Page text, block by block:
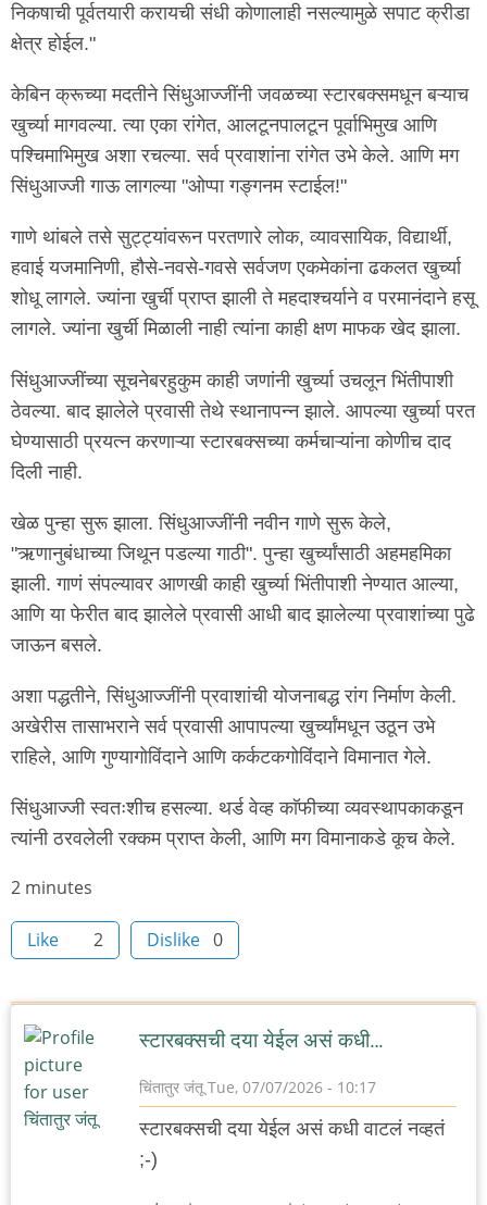
निकषाची पूर्वतयारी करायची संधी कोणालाही नसल्यामुळे सपाट क्रीडा
क्षेत्र होईल."
केबिन क्रूच्या मदतीने सिंधुआज्जींनी जवळच्या स्टारबक्समधून बऱ्याच
खुर्च्या मागवल्या. त्या एका रांगेत, आलटूनपालटून पूर्वाभिमुख आणि
पश्चिमाभिमुख अशा रचल्या. सर्व प्रवाशांना रांगेत उभे केले. आणि मग
सिंधुआज्जी गाऊ लागल्या "ओप्पा गङ्गनम स्टाईल!"
गाणे थांबले तसे सुट्ट्यांवरून परतणारे लोक, व्यावसायिक, विद्यार्थी,
हवाई यजमानिणी, हौसे-नवसे-गवसे सर्वजण एकमेकांना ढकलत खुर्च्या
शोधू लागले. ज्यांना खुर्ची प्राप्त झाली ते महदाश्चर्याने व परमानंदाने हसू
लागले. ज्यांना खुर्ची मिळाली नाही त्यांना काही क्षण माफक खेद झाला.
सिंधुआज्जींच्या सूचनेबरहुकुम काही जणांनी खुर्च्या उचलून भिंतीपाशी
ठेवल्या. बाद झालेले प्रवासी तेथे स्थानापन्न झाले. आपल्या खुर्च्या परत
घेण्यासाठी प्रयत्न करणाऱ्या स्टारबक्सच्या कर्मचाऱ्यांना कोणीच दाद
दिली नाही.
खेळ पुन्हा सुरू झाला. सिंधुआज्जींनी नवीन गाणे सुरू केले,
"ऋणानुबंधाच्या जिथून पडल्या गाठी". पुन्हा खुर्च्यांसाठी अहमहमिका
झाली. गाणं संपल्यावर आणखी काही खुर्च्या भिंतीपाशी नेण्यात आल्या,
आणि या फेरीत बाद झालेले प्रवासी आधी बाद झालेल्या प्रवाशांच्या पुढे
जाऊन बसले.
अशा पद्धतीने, सिंधुआज्जींनी प्रवाशांची योजनाबद्ध रांग निर्माण केली.
अखेरीस तासाभराने सर्व प्रवासी आपापल्या खुर्च्यांमधून उठून उभे
राहिले, आणि गुण्यागोविंदाने आणि कर्कटकगोविंदाने विमानात गेले.
सिंधुआज्जी स्वतःशीच हसल्या. थर्ड वेव्ह काॅफीच्या व्यवस्थापकाकडून
त्यांनी ठरवलेली रक्कम प्राप्त केली, आणि मग विमानाकडे कूच केले.
Node
time
2 minutes
Like 2 Dislike 0
स्टारबक्सची दया येईल असं कधी…
चिंतातुर जंतूTue, 07/07/2026 - 10:17
स्टारबक्सची दया येईल असं कधी वाटलं नव्हतं
;-)